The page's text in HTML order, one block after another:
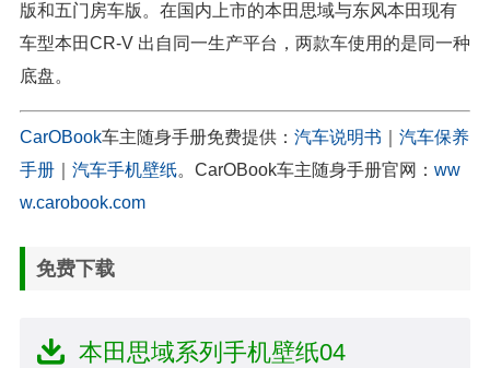
版和五门房车版。在国内上市的本田思域与东风本田现有
车型本田CR-V 出自同一生产平台，两款车使用的是同一种
底盘。
CarOBook车主随身手册免费提供： 汽车说明书
汽车保养
手册
汽车手机壁纸。CarOBook车主随身手册官网： ww
w.carobook.com
免费下载
本田思域系列手机壁纸04